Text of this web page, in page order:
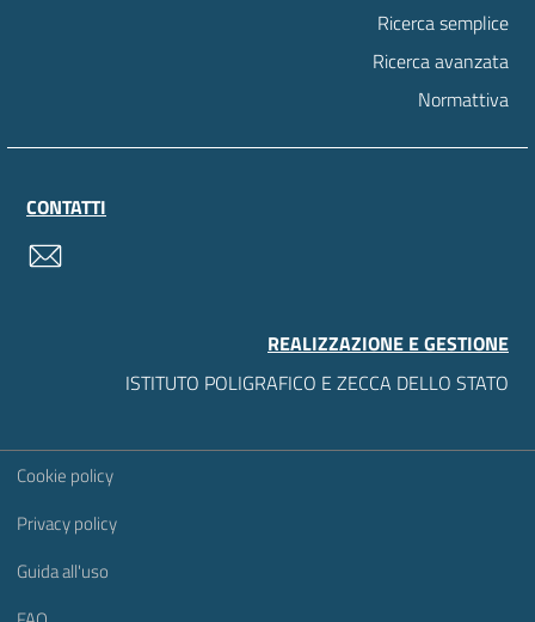
Ricerca semplice
Ricerca avanzata
Normattiva
CONTATTI
REALIZZAZIONE E GESTIONE
ISTITUTO POLIGRAFICO E ZECCA DELLO STATO
Sezione Link Utili
Cookie policy
Privacy policy
Guida all'uso